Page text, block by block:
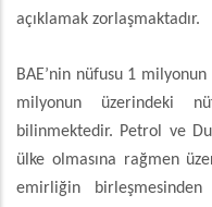
açıklamak zorlaşmaktadır.
BAE’nin nüfusu 1
milyonun üzerindeki
bilinmektedir. Petrol ve
ülke olmasına rağmen
emirliğin